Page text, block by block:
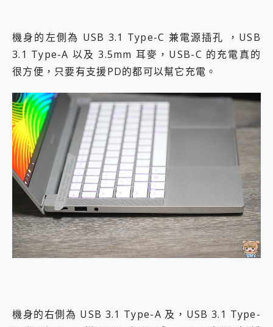
機身的左側為 USB 3.1 Type-C 兼電源插孔 ，USB
3.1 Type-A 以及 3.5mm 耳麥，USB-C 的充電真的
很方便，只要有支援PD的都可以幫它充電。
機身的右側為 USB 3.1 Type-A 及，USB 3.1 Type-